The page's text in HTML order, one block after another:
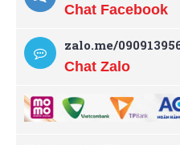
Chat Facebook
zalo.me/
Chat Zalo